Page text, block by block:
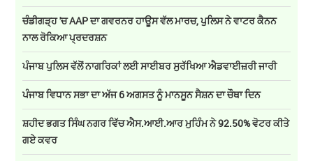
ਚੰਡੀਗੜ੍ਹ 'ਚ AAP ਦਾ ਗਵਰਨਰ ਹਾਊਸ ਵੱਲ ਮਾਰਚ, ਪੁਲਿਸ ਨੇ ਵਾਟਰ ਕੈਨਨ
ਨਾਲ ਰੋਕਿਆ ਪ੍ਰਦਰਸ਼ਨ
ਪੰਜਾਬ ਪੁਲਿਸ ਵੱਲੋਂ ਨਾਗਰਿਕਾਂ ਲਈ ਸਾਈਬਰ ਸੁਰੱਖਿਆ ਐਡਵਾਈਜ਼ਰੀ ਜਾਰੀ
ਪੰਜਾਬ ਵਿਧਾਨ ਸਭਾ ਦਾ ਅੱਜ 6 ਅਗਸਤ ਨੂੰ ਮਾਨਸੂਨ ਸੈਸ਼ਨ ਦਾ ਚੌਥਾ ਦਿਨ
ਸ਼ਹੀਦ ਭਗਤ ਸਿੰਘ ਨਗਰ ਵਿੱਚ ਐਸ.ਆਈ.ਆਰ ਮੁਹਿੰਮ ਨੇ 92.50% ਵੋਟਰ ਕੀਤੇ
ਗਏ ਕਵਰ